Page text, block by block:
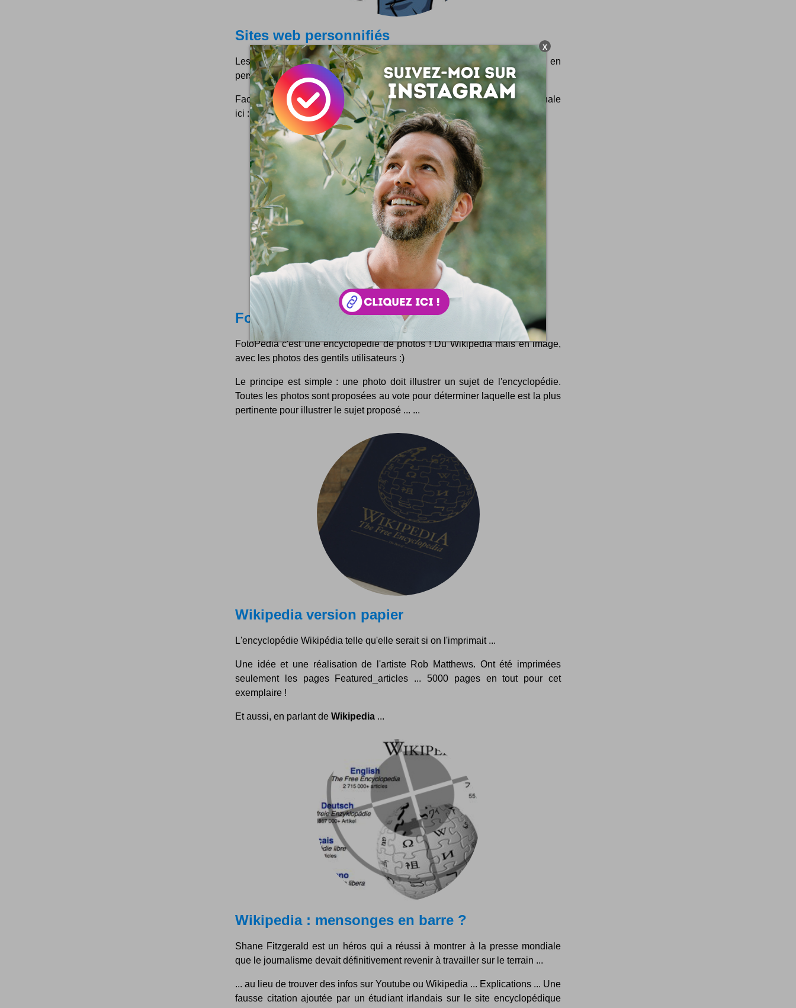
Sites web personnifiés
Les plus grands sites web du monde, les plus lourds du web social ... en
personnages façon bédé !
Facebook, Twitter, MySpace, Google, YouTube, Wikipedia... Image originale
ici : Internet University Cast.
FotoPedia
FotoPedia c'est une encyclopédie de photos ! Du Wikipedia mais en image,
avec les photos des gentils utilisateurs :)
Le principe est simple : une photo doit illustrer un sujet de l'encyclopédie.
Toutes les photos sont proposées au vote pour déterminer laquelle est la plus
pertinente pour illustrer le sujet proposé ... ...
Wikipedia version papier
L'encyclopédie Wikipédia telle qu'elle serait si on l'imprimait ...
Une idée et une réalisation de l'artiste Rob Matthews. Ont été imprimées
seulement les pages Featured_articles ... 5000 pages en tout pour cet
exemplaire !
Et aussi, en parlant de Wikipedia ...
Wikipedia : mensonges en barre ?
Shane Fitzgerald est un héros qui a réussi à montrer à la presse mondiale
que le journalisme devait définitivement revenir à travailler sur le terrain ...
... au lieu de trouver des infos sur Youtube ou Wikipedia ... Explications ... Une
fausse citation ajoutée par un étudiant irlandais sur le site encyclopédique
X